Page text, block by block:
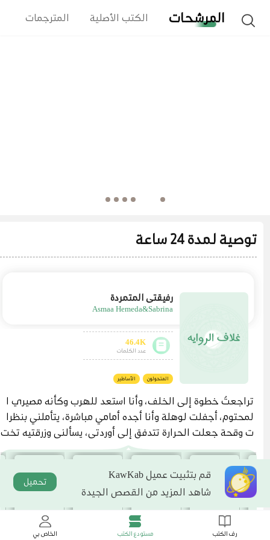
المترجمات الكتب الأصلية المرشحات
توصية لمدة 24 ساعة
رفيقتي المتمردة
Asmaa Hemeda&Sabrina
46.4K
عدد الكلمات
المتحولون الأساطير
تراجعتُ خطوة إلى الخلف، وأنا استعد للهرب وكأنه مصيري ا
لمحتوم، أجفلت لوهلة وأنا أجده أمامي مباشرة، يتأملني بنظرا
ت وقحة جعلت الحرارة تتدفق إلى أوردتي، يسألني وزرقتيه تخت
رق أعماقي، "ما اسمك يا جميلة؟" حدقت به لبرهة، ومن ثم أطل
قتُ العنان لساقيا أبتعد قدر استطاعتي، وأنا اندس بين المارة و
نجحت في الوصول إلى مخارج القرية. وبينما كنت التقط أنفا
سي، شعرتُ بيدٍ تكمم فمي، وذراع قوية تحاوط خصري من الخل
ف، وصاحبها يلصق جسدي به، يتراجع وهو يحملني بذراع واحد
دون أدنى عناء. وكزته بمرفقي إلى جانب ضلوعه بقوة، ولكن ل
قم بتثبيت عميل KawKab
شاهد المزيد من القصص الجيدة
تحميل
الخاص بي مستودع الكتب رف الكتب